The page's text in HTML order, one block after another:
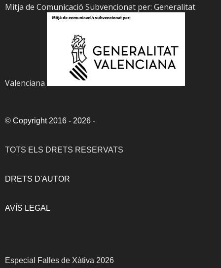
Mitja de Comunicació Subvencionat per: Generalitat
Valenciana
© Copyright 2016 - 2026 -
TOTS ELS DRETS RESERVATS
DRETS D'AUTOR
AVÍS LEGAL
Especial Falles de Xàtiva 2026